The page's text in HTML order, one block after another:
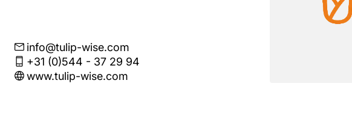
info@tulip-wise.com
+31 (0)544 - 37 29 94
www.tulip-wise.com